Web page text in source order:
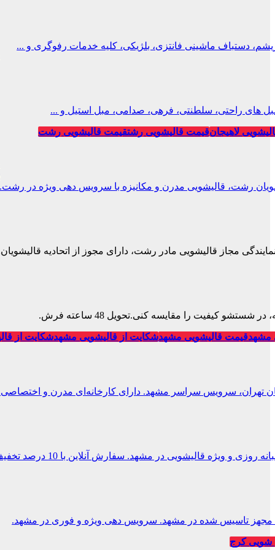
دستباف ماشینی فانتزی، بلژیکی، کلیه خدمات رفوگری و ...
های راحتی، سلطنتی، فرهی، صدامی، مبل استیل و ...
لاهیجانقیمت قالیشویی رشتقیمت قالیشویی رشت
رشت، قالیشویی مدرن و مکانیزه با سرویس دهی ویژه در رشت.
مجاز قالیشویی مادر رشت، دارای مجوز از اتحادیه
کیفیت را مقایسه کنی.تحویل 48 ساعته فرش.
مشهدقیمت قالیشویی مشهدشکایت از قالیشویی مشهدشکایت از
تهران، سرویس سراسر مشهد. دارای کارخانه‌ای مدرن و
ویژه قالیشویی در مشهد. سفارش آنلاین با 10 درصد تخفیف.
مجهز تاسیس شده در مشهد. سرویس دهی ویژه و فوری در مشهد.
شویی کرج